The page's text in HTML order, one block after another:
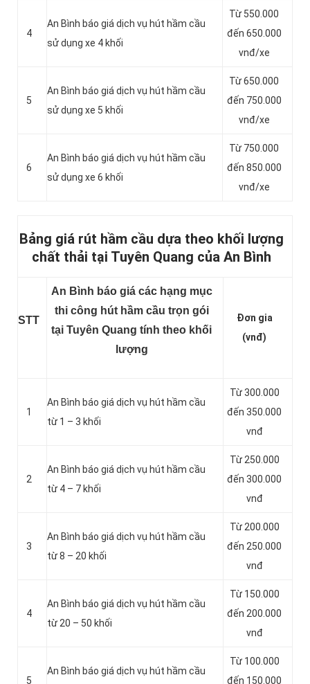
4
An Bình báo giá dịch vụ hút hầm cầu
sử dụng xe 4 khối
Từ 550.000
đến 650.000
vnđ/xe
5
An Bình báo giá dịch vụ hút hầm cầu
sử dụng xe 5 khối
Từ 650.000
đến 750.000
vnđ/xe
6
An Bình báo giá dịch vụ hút hầm cầu
sử dụng xe 6 khối
Từ 750.000
đến 850.000
vnđ/xe
Bảng giá rút hầm cầu dựa theo khối lượng
chất thải tại Tuyên Quang của An Bình
STT
An Bình báo giá các hạng mục
thi công hút hầm cầu trọn gói
tại Tuyên Quang tính theo khối
lượng
Đơn gia
(vnđ)
1
An Bình báo giá dịch vụ hút hầm cầu
từ 1 – 3 khối
Từ 300.000
đến 350.000
vnđ
2
An Bình báo giá dịch vụ hút hầm cầu
từ 4 – 7 khối
Từ 250.000
đến 300.000
vnđ
3
An Bình báo giá dịch vụ hút hầm cầu
từ 8 – 20 khối
Từ 200.000
đến 250.000
vnđ
4
An Bình báo giá dịch vụ hút hầm cầu
từ 20 – 50 khối
Từ 150.000
đến 200.000
vnđ
5
An Bình báo giá dịch vụ hút hầm cầu
Từ 100.000
đến 150.000